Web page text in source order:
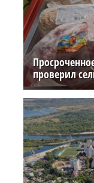
проверил